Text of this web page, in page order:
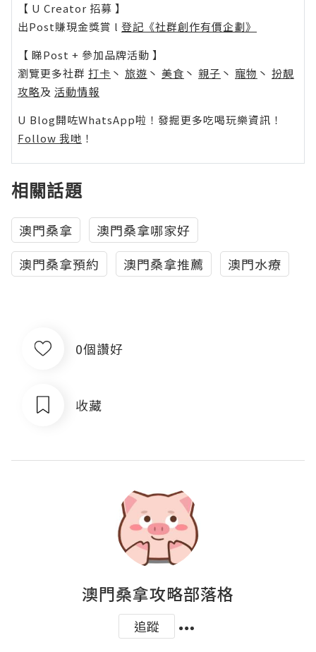
【 U Creator 招募 】
出Post賺現金獎賞 l 登記《社群創作有價企劃》
【 睇Post + 參加品牌活動 】
瀏覽更多社群 打卡 丶 旅遊 丶 美食 丶 親子 丶 寵物 丶 扮靚
攻略及 活動情報
U Blog開咗WhatsApp啦！發掘更多吃喝玩樂資訊！
Follow 我哋 ！
相關話題
澳門桑拿
澳門桑拿哪家好
澳門桑拿預約
澳門桑拿推薦 澳門水療
0個讚好
收藏
澳門桑拿攻略部落格
追蹤